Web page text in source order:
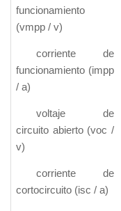
funcionamiento
(vmpp / v)
corriente de
funcionamiento (impp
/ a)
voltaje de
circuito abierto (voc /
v)
corriente de
cortocircuito (isc / a)